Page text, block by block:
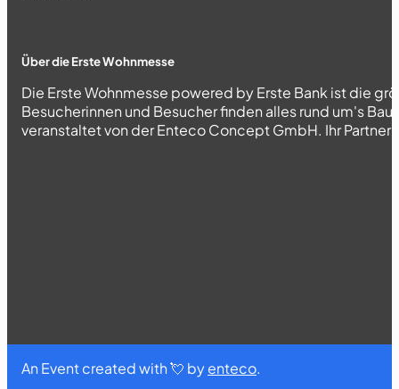
Über die Erste Wohnmesse
Die Erste Wohnmesse powered by Erste Bank ist die
Besucherinnen und Besucher finden alles rund um's
veranstaltet von der Enteco Concept GmbH. Ihr Partner
An Event created with 💘 byenteco.